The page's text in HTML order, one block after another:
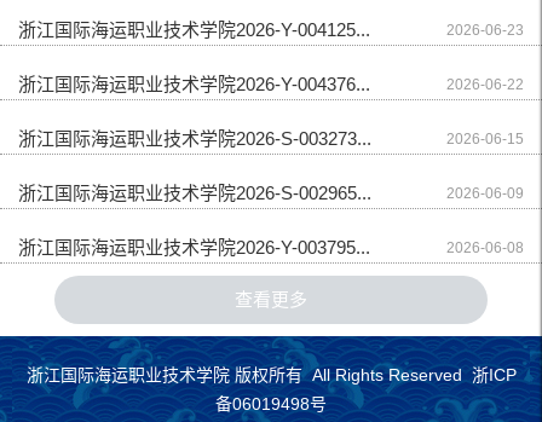
浙江国际海运职业技术学院2026-Y-004125... 2026-06-23
浙江国际海运职业技术学院2026-Y-004376... 2026-06-22
浙江国际海运职业技术学院2026-S-003273... 2026-06-15
浙江国际海运职业技术学院2026-S-002965... 2026-06-09
浙江国际海运职业技术学院2026-Y-003795... 2026-06-08
查看更多
浙江国际海运职业技术学院 版权所有 All Rights Reserved 浙ICP
备06019498号